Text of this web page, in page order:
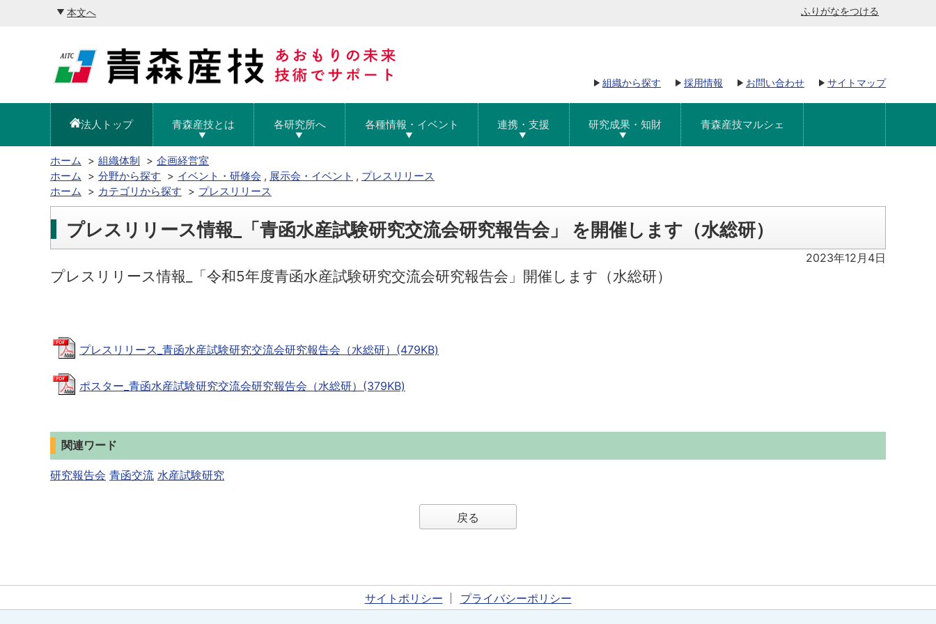
本文へ ふりがなをつける
組織から探す 採用情報 お問い合わせ サイトマップ
法人トップ 青森産技とは 各研究所へ 各種情報・イベント 連携・支援 研究成果・知財 青森産技マルシェ
ホーム 組織体制
企画経営室
ホーム
分野から探す イベント・研修会 , 展示会・イベント , プレスリリース
ホーム
カテゴリから探す プレスリリース
プレスリリース情報_「青函水産試験研究交流会研究報告会」 を開催します（水総研）
2023年12月4日
プレスリリース情報_「令和5年度青函水産試験研究交流会研究報告会」開催します （水総研）
プレスリリース_青函水産試験研究交流会研究報告会（水総研）(479KB)
ポスター_青函水産試験研究交流会研究報告会（水総研）(379KB)
関連ワード
研究報告会 青函交流 水産試験研究
戻る
サイトポリシー プライバシーポリシー